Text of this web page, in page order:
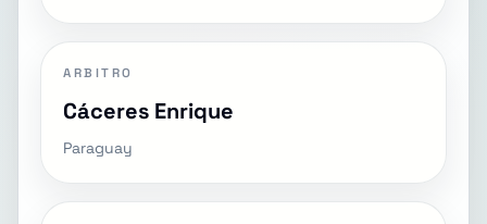
ARBITRO
Cáceres Enrique
Paraguay